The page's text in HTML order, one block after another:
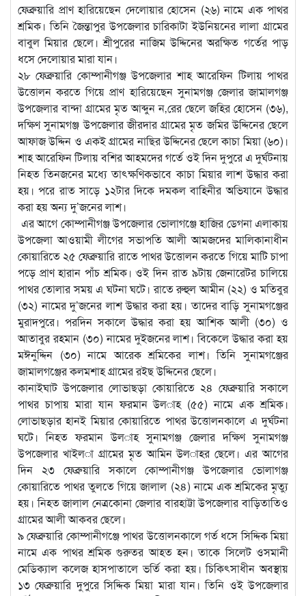
ফেব্রুয়ারি প্রাণ হারিয়েছেন দেলোয়ার হোসেন (২৬) নামে এক পাথর
শ্রমিক। তিনি জৈন্তাপুর উপজেলার চারিকাটা ইউনিয়নের লালা গ্রামের
বাবুল মিয়ার ছেলে। শ্রীপুরের নাজিম উদ্দিনের অরক্ষিত গর্তের পাড়
ধসে দেলোয়ার মারা যান।
২৮ ফেব্রুয়ারি কোম্পানীগঞ্জ উপজেলার শাহ আরেফিন টিলায় পাথর
উত্তোলন করতে গিয়ে প্রাণ হারিয়েছেন সুনামগঞ্জ জেলার জামালগঞ্জ
উপজেলার বান্দা গ্রামের মৃত আব্দুন ন‚রের ছেলে জহির হোসেন (৩৬),
দক্ষিণ সুনামগঞ্জ উপজেলার জীরদার গ্রামের মৃত জমির উদ্দিনের ছেলে
আফাজ উদ্দিন ও একই গ্রামের নাছির উদ্দিনের ছেলে কাচা মিয়া (৬০)।
শাহ আরেফিন টিলায় বশির আহমদের গর্তে ওই দিন দুপুরে এ দুর্ঘটনায়
নিহত তিনজনের মধ্যে তাৎক্ষণিকভাবে কাচা মিয়ার লাশ উদ্ধার করা
হয়। পরে রাত সাড়ে ১২টার দিকে দমকল বাহিনীর অভিযানে উদ্ধার
করা হয় অন্য দু’জনের লাশ।
এর আগে কোম্পানীগঞ্জ উপজেলার ভোলাগঞ্জে হাজির ডেগনা এলাকায়
উপজেলা আওয়ামী লীগের সভাপতি আলী আমজদের মালিকানাধীন
কোয়ারিতে ২৫ ফেব্রুয়ারি রাতে পাথর উত্তোলন করতে গিয়ে মাটি চাপা
পড়ে প্রাণ হারান পাঁচ শ্রমিক। ওই দিন রাত ৯টায় জেনারেটর চালিয়ে
পাথর তোলার সময় এ ঘটনা ঘটে। রাতে রুহুল আমীন (২২) ও মতিবুর
(৩২) নামের দু’জনের লাশ উদ্ধার করা হয়। তাদের বাড়ি সুনামগঞ্জের
মুরাদপুরে। পরদিন সকালে উদ্ধার করা হয় আশিক আলী (৩০) ও
আতাবুর রহমান (৩০) নামের দুইজনের লাশ। বিকেলে উদ্ধার করা হয়
মঈনুদ্দিন (৩০) নামে আরেক শ্রমিকের লাশ। তিনি সুনামগঞ্জের
জামালগঞ্জের কলমশাহ গ্রামের রইছ উদ্দিনের ছেলে।
কানাইঘাট উপজেলার লোভাছড়া কোয়ারিতে ২৪ ফেব্রুয়ারি সকালে
পাথর চাপায় মারা যান ফরমান উল­াহ (৫৫) নামে এক শ্রমিক।
লোভাছড়ার হানই মিয়ার কোয়ারিতে পাথর উত্তোলনকালে এ দুর্ঘটনা
ঘটে। নিহত ফরমান উল­াহ সুনামগঞ্জ জেলার দক্ষিণ সুনামগঞ্জ
উপজেলার খাইল­া গ্রামের মৃত আমিন উল­াহর ছেলে। এর আগের
দিন ২৩ ফেব্রুয়ারি সকালে কোম্পানীগঞ্জ উপজেলার ভোলাগঞ্জ
কোয়ারিতে পাথর তুলতে গিয়ে জালাল (২৪) নামে এক শ্রমিকের মৃত্যু
হয়। নিহত জালাল নেত্রকোনা জেলার বারহাট্টা উপজেলার বাড়িতাতিও
গ্রামের আলী আকবর ছেলে।
৯ ফেব্রুয়ারি কোম্পানীগঞ্জে পাথর উত্তোলনকালে গর্ত ধসে সিদ্দিক মিয়া
নামে এক পাথর শ্রমিক গুরুতর আহত হন। তাকে সিলেট ওসমানী
মেডিক্যাল কলেজ হাসপাতালে ভর্তি করা হয়। চিকিৎসাধীন অবস্থায়
১৩ ফেব্রুয়ারি দুপুরে সিদ্দিক মিয়া মারা যান। তিনি ওই উপজেলার